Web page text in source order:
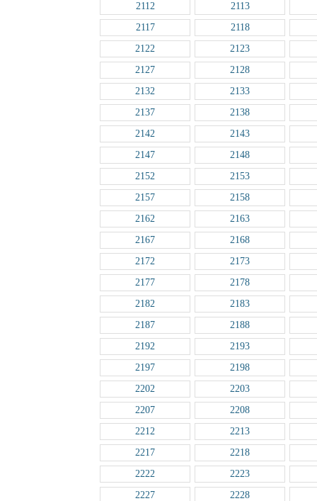
2112
2113
2117
2118
2122
2123
2127
2128
2132
2133
2137
2138
2142
2143
2147
2148
2152
2153
2157
2158
2162
2163
2167
2168
2172
2173
2177
2178
2182
2183
2187
2188
2192
2193
2197
2198
2202
2203
2207
2208
2212
2213
2217
2218
2222
2223
2227
2228